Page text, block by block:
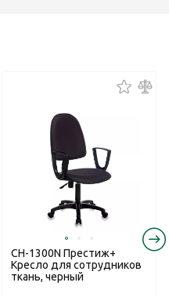
CH-1300N Престиж+
Кресло для сотрудников
ткань, черный